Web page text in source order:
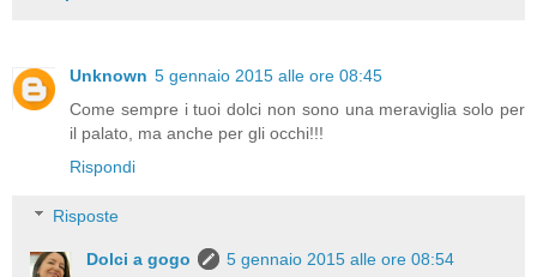
Unknown 5 gennaio 2015 alle ore 08:45
Come sempre i tuoi dolci non sono una meraviglia solo per
il palato, ma anche per gli occhi!!!
Rispondi
Risposte
Dolci a gogo 5 gennaio 2015 alle ore 08:54